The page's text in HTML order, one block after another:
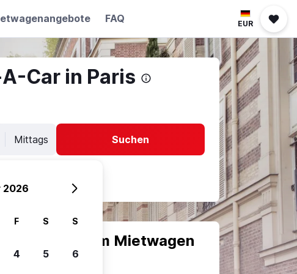
FAQ EUR
Car in Paris
Mittags Suchen
um Mietwagen
2026
F S S
4 5 6